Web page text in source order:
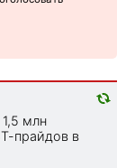
млн
прайдов в